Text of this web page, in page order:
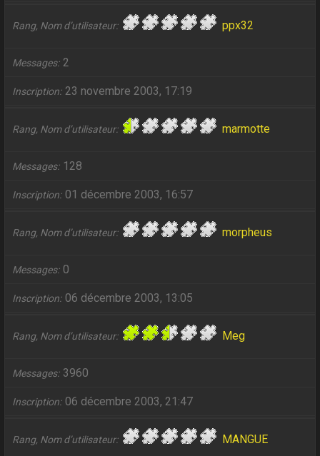
Rang, Nom d’utilisateur ppx32
Messages 2
Inscription 23 novembre 2003, 17:19
Rang, Nom d’utilisateur marmotte
Messages 128
Inscription 01 décembre 2003, 16:57
Rang, Nom d’utilisateur morpheus
Messages 0
Inscription 06 décembre 2003, 13:05
Rang, Nom d’utilisateur Meg
Messages 3960
Inscription 06 décembre 2003, 21:47
Rang, Nom d’utilisateur MANGUE